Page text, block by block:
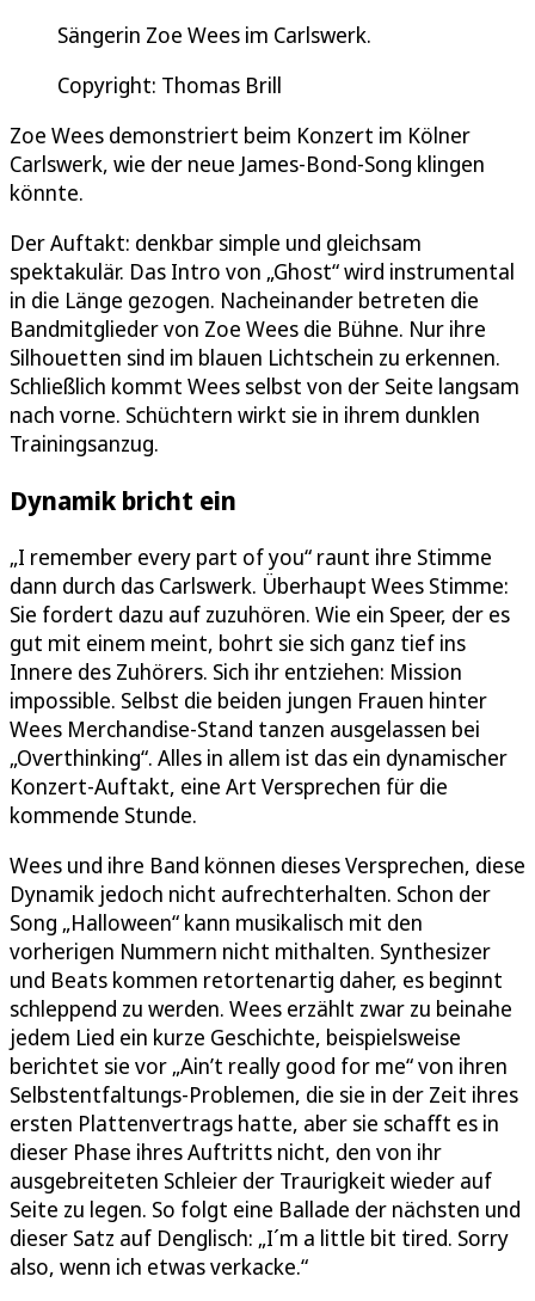
Sängerin Zoe Wees im Carlswerk.
Copyright: Thomas Brill
Zoe Wees demonstriert beim Konzert im Kölner
Carlswerk, wie der neue James-Bond-Song klingen
könnte.
Der Auftakt: denkbar simple und gleichsam
spektakulär. Das Intro von „Ghost“ wird instrumental
in die Länge gezogen. Nacheinander betreten die
Bandmitglieder von Zoe Wees die Bühne. Nur ihre
Silhouetten sind im blauen Lichtschein zu erkennen.
Schließlich kommt Wees selbst von der Seite langsam
nach vorne. Schüchtern wirkt sie in ihrem dunklen
Trainingsanzug.
Dynamik bricht ein
„I remember every part of you“ raunt ihre Stimme
dann durch das Carlswerk. Überhaupt Wees Stimme:
Sie fordert dazu auf zuzuhören. Wie ein Speer, der es
gut mit einem meint, bohrt sie sich ganz tief ins
Innere des Zuhörers. Sich ihr entziehen: Mission
impossible. Selbst die beiden jungen Frauen hinter
Wees Merchandise-Stand tanzen ausgelassen bei
„Overthinking“. Alles in allem ist das ein dynamischer
Konzert-Auftakt, eine Art Versprechen für die
kommende Stunde.
Wees und ihre Band können dieses Versprechen, diese
Dynamik jedoch nicht aufrechterhalten. Schon der
Song „Halloween“ kann musikalisch mit den
vorherigen Nummern nicht mithalten. Synthesizer
und Beats kommen retortenartig daher, es beginnt
schleppend zu werden. Wees erzählt zwar zu beinahe
jedem Lied ein kurze Geschichte, beispielsweise
berichtet sie vor „Ain’t really good for me“ von ihren
Selbstentfaltungs-Problemen, die sie in der Zeit ihres
ersten Plattenvertrags hatte, aber sie schafft es in
dieser Phase ihres Auftritts nicht, den von ihr
ausgebreiteten Schleier der Traurigkeit wieder auf
Seite zu legen. So folgt eine Ballade der nächsten und
dieser Satz auf Denglisch: „I´m a little bit tired. Sorry
also, wenn ich etwas verkacke.“